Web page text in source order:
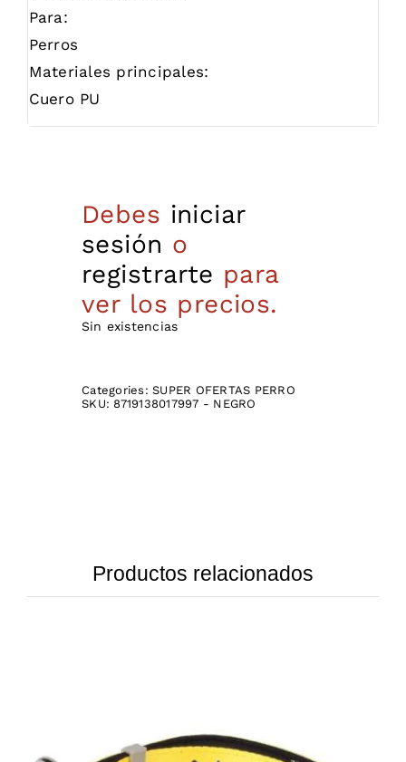
Para:
Perros
Materiales principales:
Cuero PU
Debes iniciar
sesión o
registrarte para
ver los precios.
Sin existencias
Categories:SUPER OFERTAS PERRO
SKU: 8719138017997 - NEGRO
Productos relacionados